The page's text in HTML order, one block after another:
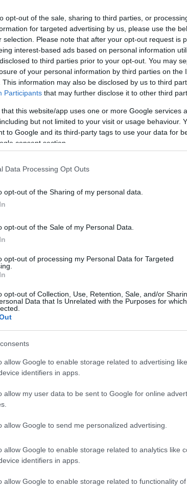
opt-out of the sale, sharing to third parties, or
for targeted advertising by us, please use the
selection. Please note that after your opt-out request is
interest-based ads based on personal information
to third parties prior to your opt-out. You may
of your personal information by third parties on the
This information may also be disclosed by us to third
Participants that may further disclose it to other third
that this website/app uses one or more Google services
but not limited to your visit or usage behaviour.
to Google and its third-party tags to use your data for
consent section.
Data Processing Opt Outs
opt-out of the Sharing of my personal data.
opt-out of the Sale of my Personal Data.
opt-out of processing my Personal Data for Targeted
opt-out of Collection, Use, Retention, Sale, and/or
Data that Is Unrelated with the Purposes for
allow Google to enable storage related to advertising
identifiers in apps.
allow my user data to be sent to Google for online
allow Google to send me personalized advertising.
allow Google to enable storage related to analytics like
identifiers in apps.
allow Google to enable storage related to functionality
che il pubblico ha valutato con rapidità:
diAdriana Volpe, giudicata da alcuni
verve di
Caruso. Non sono mancati colpi di
scintille tra concorrenti che hanno
del programma
la produzione ha scelto di spostare
ironica e rilassata delle puntate. Ilary ha
per stemperare tensioni, creando
precedenti. Accanto a lei, la figura di
il suo approccio tagliente ha
spesso decisivi per orientare il giudizio del